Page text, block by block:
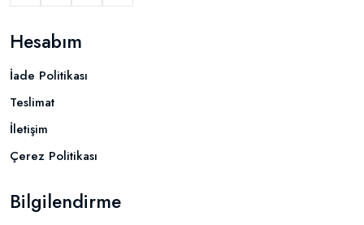
Hesabım
İade Politikası
Teslimat
İletişim
Çerez Politikası
Bilgilendirme